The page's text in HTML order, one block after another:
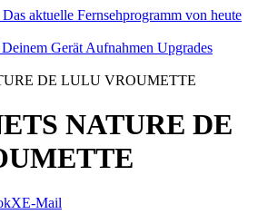
Gerät Aufnahmen Upgrades
NATURE DE
XE-Mail